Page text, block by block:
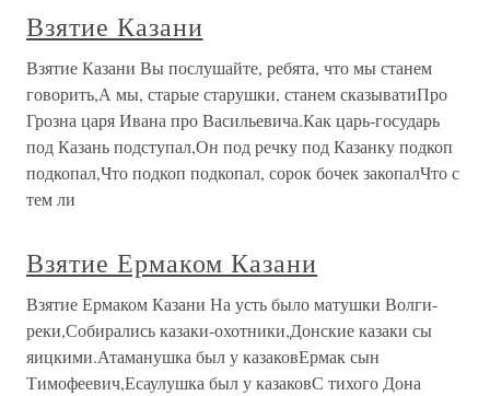
Взятие Казани
Взятие Казани Вы послушайте, ребята, что мы станем
говорить,А мы, старые старушки, станем сказыватиПро
Грозна царя Ивана про Васильевича.Как царь-государь
под Казань подступал,Он под речку под Казанку подкоп
подкопал,Что подкоп подкопал, сорок бочек закопалЧто с
тем ли
Взятие Ермаком Казани
Взятие Ермаком Казани На усть было матушки Волги-
реки,Собирались казаки-охотники,Донские казаки сы
яицкими.Атаманушка был у казаковЕрмак сын
Тимофеевич,Есаулушка был у казаковС тихого Дона